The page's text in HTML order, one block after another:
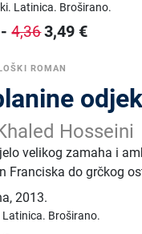
Latinica. Broširano.
-4,363,49 €
ROMAN
Hosseini
velikog zamaha i
Franciska do grčkog
,2013.
Latinica. Broširano.